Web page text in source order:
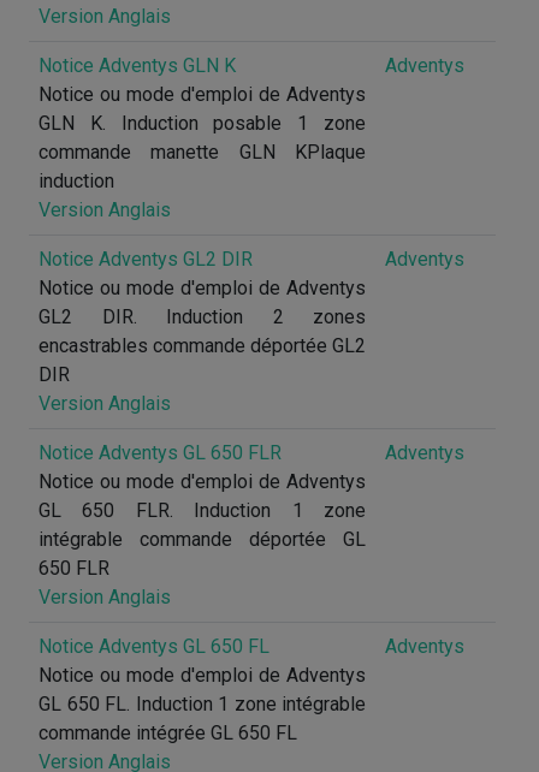
Version Anglais
Notice Adventys GLN K
Notice ou mode d'emploi de Adventys
GLN K. Induction posable 1 zone
commande manette GLN KPlaque
induction
Version Anglais
Adventys
Notice Adventys GL2 DIR
Notice ou mode d'emploi de Adventys
GL2 DIR. Induction 2 zones
encastrables commande déportée GL2
DIR
Version Anglais
Adventys
Notice Adventys GL 650 FLR
Notice ou mode d'emploi de Adventys
GL 650 FLR. Induction 1 zone
intégrable commande déportée GL
650 FLR
Version Anglais
Adventys
Notice Adventys GL 650 FL
Notice ou mode d'emploi de Adventys
GL 650 FL. Induction 1 zone intégrable
commande intégrée GL 650 FL
Version Anglais
Adventys